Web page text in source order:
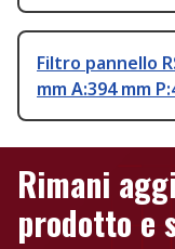
Filtro pannello
mm A:394 mm
Rimani
prodotto e